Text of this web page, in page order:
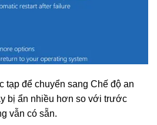
tạp để chuyển sang Chế độ an
bị ẩn nhiều hơn so với trước
vẫn có sẵn.